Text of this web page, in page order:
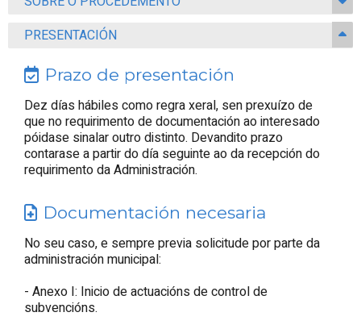
PRESENTACIÓN
Prazo de presentación
Dez días hábiles como regra xeral, sen prexuízo de
que no requirimento de documentación ao interesado
póidase sinalar outro distinto. Devandito prazo
contarase a partir do día seguinte ao da recepción do
requirimento da Administración.
Documentación necesaria
No seu caso, e sempre previa solicitude por parte da
administración municipal:
- Anexo I: Inicio de actuacións de control de
subvencións.